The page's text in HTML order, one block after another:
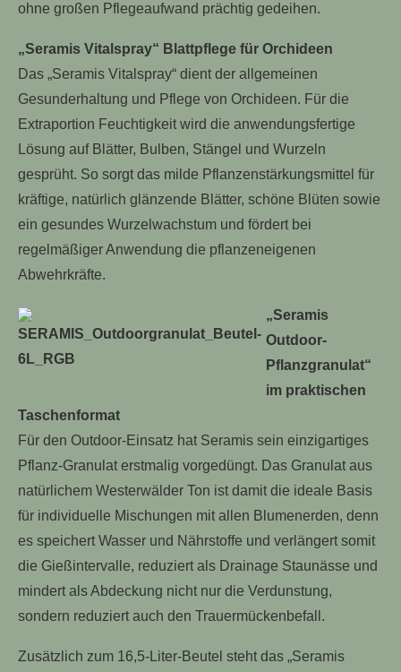
ohne großen Pflegeaufwand prächtig gedeihen.
„Seramis Vitalspray“ Blattpflege für Orchideen
Das „Seramis Vitalspray“ dient der allgemeinen
Gesunderhaltung und Pflege von Orchideen. Für die
Extraportion Feuchtigkeit wird die anwendungsfertige
Lösung auf Blätter, Bulben, Stängel und Wurzeln
gesprüht. So sorgt das milde Pflanzenstärkungsmittel für
kräftige, natürlich glänzende Blätter, schöne Blüten sowie
ein gesundes Wurzelwachstum und fördert bei
regelmäßiger Anwendung die pflanzeneigenen
Abwehrkräfte.
„Seramis
Outdoor-
Pflanzgranulat“
im praktischen
Taschenformat
Für den Outdoor-Einsatz hat Seramis sein einzigartiges
Pflanz-Granulat erstmalig vorgedüngt. Das Granulat aus
natürlichem Westerwälder Ton ist damit die ideale Basis
für individuelle Mischungen mit allen Blumenerden, denn
es speichert Wasser und Nährstoffe und verlängert somit
die Gießintervalle, reduziert als Drainage Staunässe und
mindert als Abdeckung nicht nur die Verdunstung,
sondern reduziert auch den Trauermückenbefall.
Zusätzlich zum 16,5-Liter-Beutel steht das „Seramis